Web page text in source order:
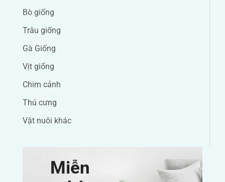
Bò giống
Trâu giống
Gà Giống
Vịt giống
Chim cảnh
Thú cưng
Vật nuôi khác
Miễn